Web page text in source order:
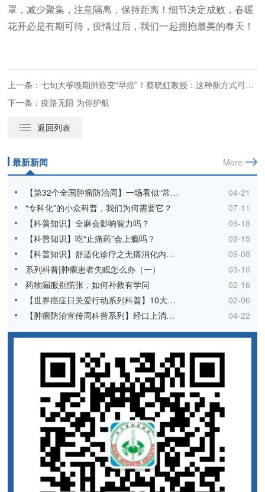
罩，减少聚集，注意隔离，保持距离！细节决定成败，春暖
花开必是有期可待，疫情过后，我们一起拥抱最美的春天！
上一条：七旬大爷晚期肺癌变“早癌”！蔡晓虹教授：这种新方式可尝试
下一条：疫路无阻 为你护航
返回列表
最新新闻 More
【第32个全国肿瘤防治周】一场看似“常规”的母亲体检，竟成为阻断癌症的“关键防线”
04-21
“专科化”的小众科普，我们为何需要它？
07-11
【科普知识】全麻会影响智力吗？
09-18
【科普知识】吃“止痛药”会上瘾吗？
09-15
【科普知识】舒适化诊疗之无痛消化内镜检查
09-08
系列科普|肿瘤患者失眠怎么办（一）
03-10
药物漏服别慌张，如何补救有学问
02-16
【世界癌症日关爱行动系列科普】10大高发癌症的早期征兆、高发人群、排查方法，一文看懂！
02-06
【肿瘤防治宣传周科普系列】经口上消化道内镜检查的方法
04-22